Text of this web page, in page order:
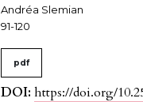
Andréa Slemian
91-120
pdf
DOI: https://doi.org/